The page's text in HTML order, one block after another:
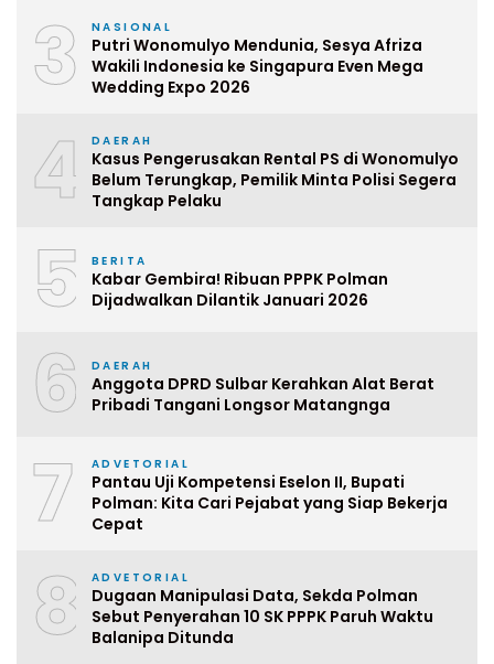
3 NASIONAL
Putri Wonomulyo Mendunia, Sesya Afriza
Wakili Indonesia ke Singapura Even Mega
Wedding Expo 2026
4 DAERAH
Kasus Pengerusakan Rental PS di Wonomulyo
Belum Terungkap, Pemilik Minta Polisi Segera
Tangkap Pelaku
5 BERITA
Kabar Gembira! Ribuan PPPK Polman
Dijadwalkan Dilantik Januari 2026
6 DAERAH
Anggota DPRD Sulbar Kerahkan Alat Berat
Pribadi Tangani Longsor Matangnga
7 ADVETORIAL
Pantau Uji Kompetensi Eselon II, Bupati
Polman: Kita Cari Pejabat yang Siap Bekerja
Cepat
8 ADVETORIAL
Dugaan Manipulasi Data, Sekda Polman
Sebut Penyerahan 10 SK PPPK Paruh Waktu
Balanipa Ditunda